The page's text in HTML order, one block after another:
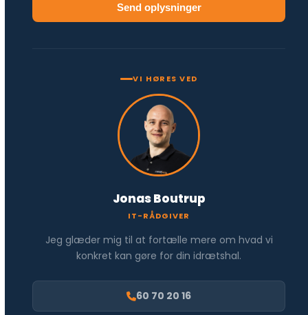
Send oplysninger
VI HØRES VED
Jonas Boutrup
IT-RÅDGIVER
Jeg glæder mig til at fortælle mere om hvad vi
konkret kan gøre for din idrætshal.
60 70 20 16